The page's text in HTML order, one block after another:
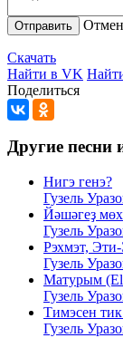
Отправить
Скачать
Найти в VK
Поделиться
Другие песни
Нигэ генэ?
Гузель
Йәшәгеҙ
Гузель
Рэхмэт,
Гузель
Матурым
Гузель
Тимэсен
Гузель